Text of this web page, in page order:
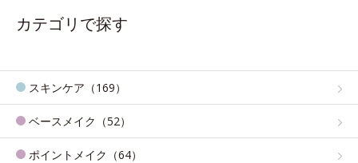
カテゴリで探す
スキンケア（169）
ベースメイク（52）
ポイントメイク（64）